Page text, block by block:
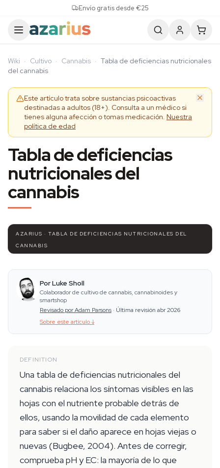
Envío gratis desde €25
Wiki · Cultivo · Cannabis · Tabla de deficiencias nutricionales
del cannabis
Este artículo trata sobre sustancias psicoactivas
destinadas a adultos (18+). Consulta a un médico si
tienes alguna afección o tomas medicación. Nuestra
política de edad
Tabla de deficiencias
nutricionales del
cannabis
AZARIUS · TABLA DE DEFICIENCIAS NUTRICIONALES DEL
CANNABIS
Por Luke Sholl
Colaborador de cultivo de cannabis, cannabinoides y
smartshop
Revisado por Adam Parsons · Última revisión abr 2026
Sobre este artículo↓
DEFINITION
Una tabla de deficiencias nutricionales del
cannabis relaciona los síntomas visibles en las
hojas con el nutriente probable detrás de
ellos, usando la movilidad de cada elemento
para saber si el daño aparece en hojas viejas o
nuevas (Bugbee, 2004). Antes de corregir,
comprueba pH y EC: la mayoría de lo que